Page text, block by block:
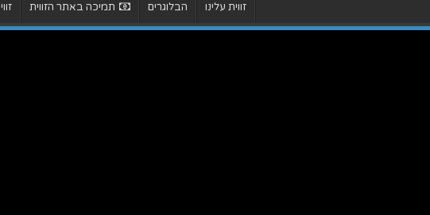
זווית עלינו הבלוגרים תמיכה באתר הזווית